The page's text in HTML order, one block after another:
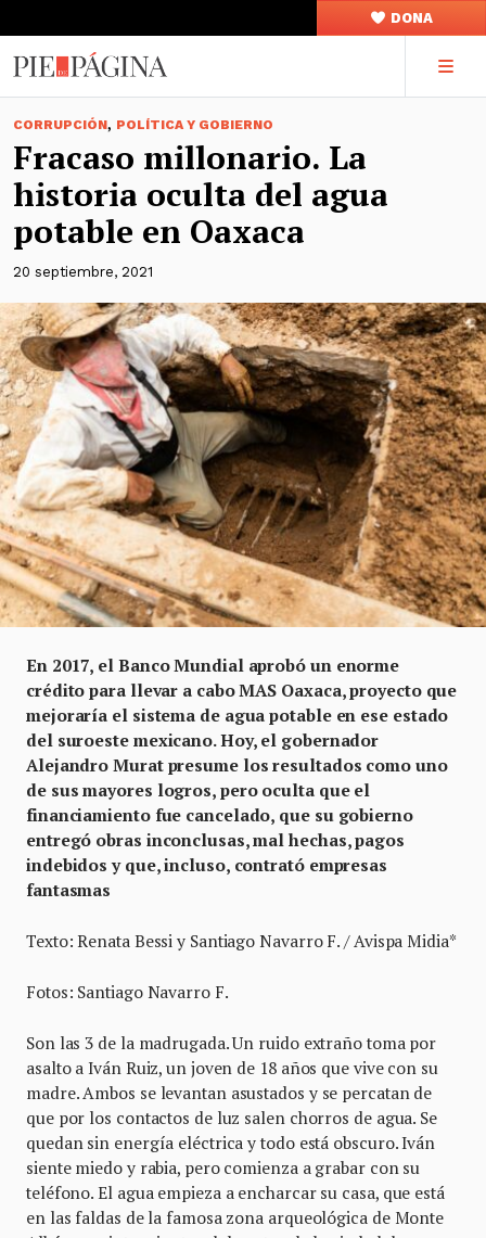
DONA
CORRUPCIÓN, POLÍTICA Y GOBIERNO
Fracaso millonario. La
historia oculta del agua
potable en Oaxaca
20 septiembre, 2021
En 2017, el Banco Mundial aprobó un enorme
crédito para llevar a cabo MAS Oaxaca, proyecto que
mejoraría el sistema de agua potable en ese estado
del suroeste mexicano. Hoy, el gobernador
Alejandro Murat presume los resultados como uno
de sus mayores logros, pero oculta que el
financiamiento fue cancelado, que su gobierno
entregó obras inconclusas, mal hechas, pagos
indebidos y que, incluso, contrató empresas
fantasmas
Texto: Renata Bessi y Santiago Navarro F. / Avispa Midia*
Fotos: Santiago Navarro F.
Son las 3 de la madrugada. Un ruido extraño toma por
asalto a Iván Ruiz, un joven de 18 años que vive con su
madre. Ambos se levantan asustados y se percatan de
que por los contactos de luz salen chorros de agua. Se
quedan sin energía eléctrica y todo está obscuro. Iván
siente miedo y rabia, pero comienza a grabar con su
teléfono. El agua empieza a encharcar su casa, que está
en las faldas de la famosa zona arqueológica de Monte